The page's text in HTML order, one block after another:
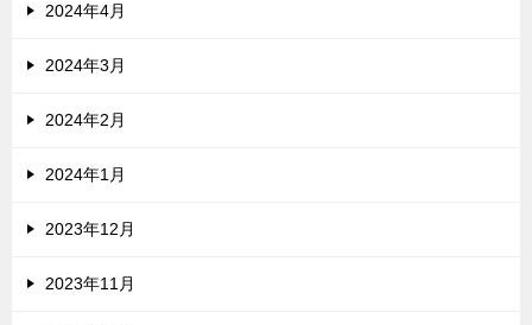
2024年4月
2024年3月
2024年2月
2024年1月
2023年12月
2023年11月